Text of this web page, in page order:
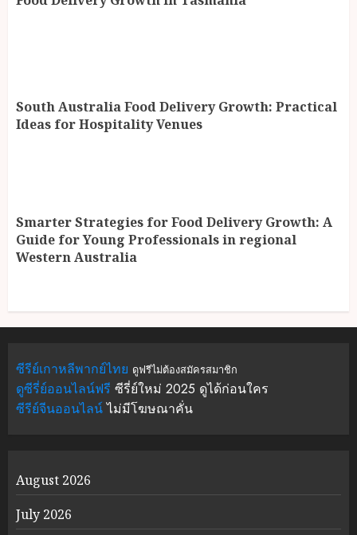
South Australia Food Delivery Growth: Practical
Ideas for Hospitality Venues
Smarter Strategies for Food Delivery Growth: A
Guide for Young Professionals in regional
Western Australia
ซีรีย์เกาหลีพากย์ไทย ดูฟรีไม่ต้องสมัครสมาชิก
ดูซีรี่ย์ออนไลน์ฟรี ซีรี่ย์ใหม่ 2025 ดูได้ก่อนใคร
ซีรีย์จีนออนไลน์ไม่มีโฆษณาคั่น
August 2026
July 2026